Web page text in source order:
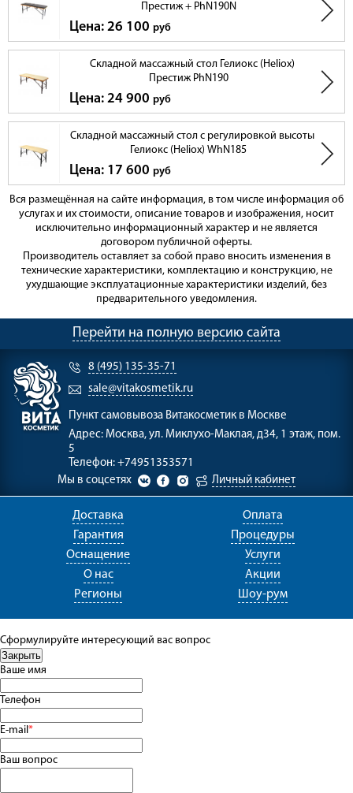
Престиж + PhN190N
Цена: 26 100 руб
Складной массажный стол Гелиокс (Heliox)
Престиж PhN190
Цена: 24 900 руб
Складной массажный стол с регулировкой высоты
Гелиокс (Heliox) WhN185
Цена: 17 600 руб
Вся размещённая на сайте информация, в том числе информация об
услугах и их стоимости, описание товаров и изображения, носит
исключительно информационный характер и не является
договором публичной оферты.
Производитель оставляет за собой право вносить изменения в
технические характеристики, комплектацию и конструкцию, не
ухудшающие эксплуатационные характеристики изделий, без
предварительного уведомления.
Перейти на полную версию сайта
8 (495) 135-35-71
sale@vitakosmetik.ru
Пункт самовывоза Витакосметик в Москве
Адрес: Москва, ул. Миклухо-Маклая, д34, 1 этаж, пом.
5
Телефон: +74951353571
Мы в соцсетях
Личный кабинет
Доставка
Оплата
Гарантия
Процедуры
Оснащение
Услуги
О нас
Акции
Регионы
Шоу-рум
Сформулируйте интересующий вас вопрос
Ваше имя
Телефон
E-mail*
Ваш вопрос